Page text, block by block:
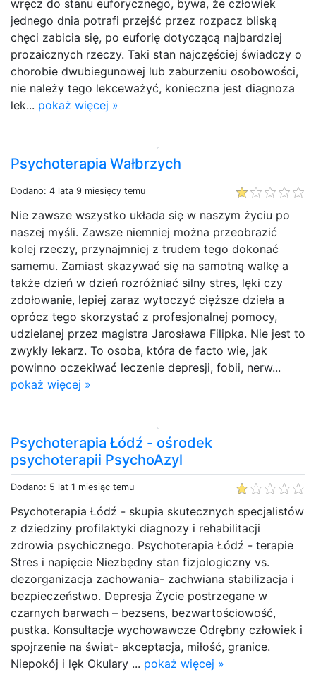
wręcz do stanu euforycznego, bywa, że człowiek
jednego dnia potrafi przejść przez rozpacz bliską
chęci zabicia się, po euforię dotyczącą najbardziej
prozaicznych rzeczy. Taki stan najczęściej świadczy o
chorobie dwubiegunowej lub zaburzeniu osobowości,
nie należy tego lekceważyć, konieczna jest diagnoza
lek... pokaż więcej »
Psychoterapia Wałbrzych
Dodano: 4 lata 9 miesięcy temu
Nie zawsze wszystko układa się w naszym życiu po
naszej myśli. Zawsze niemniej można przeobrazić
kolej rzeczy, przynajmniej z trudem tego dokonać
samemu. Zamiast skazywać się na samotną walkę a
także dzień w dzień rozróżniać silny stres, lęki czy
zdołowanie, lepiej zaraz wytoczyć cięższe dzieła a
oprócz tego skorzystać z profesjonalnej pomocy,
udzielanej przez magistra Jarosława Filipka. Nie jest to
zwykły lekarz. To osoba, która de facto wie, jak
powinno oczekiwać leczenie depresji, fobii, nerw...
pokaż więcej »
Psychoterapia Łódź - ośrodek
psychoterapii PsychoAzyl
Dodano: 5 lat 1 miesiąc temu
Psychoterapia Łódź - skupia skutecznych specjalistów
z dziedziny profilaktyki diagnozy i rehabilitacji
zdrowia psychicznego. Psychoterapia Łódź - terapie
Stres i napięcie Niezbędny stan fizjologiczny vs.
dezorganizacja zachowania- zachwiana stabilizacja i
bezpieczeństwo. Depresja Życie postrzegane w
czarnych barwach – bezsens, bezwartościowość,
pustka. Konsultacje wychowawcze Odrębny człowiek i
spojrzenie na świat- akceptacja, miłość, granice.
Niepokój i lęk Okulary ... pokaż więcej »